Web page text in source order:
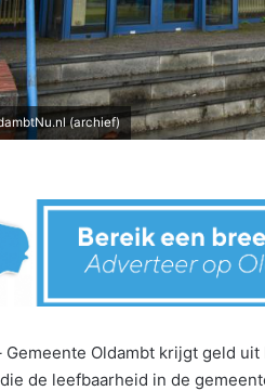
(archief)
Gemeente Oldambt krijgt geld
de leefbaarheid in de